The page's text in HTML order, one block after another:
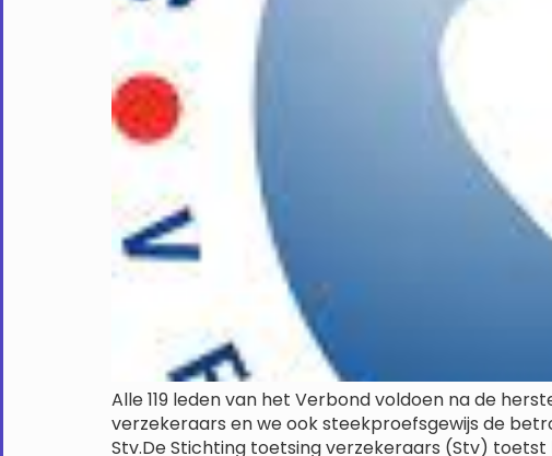
Alle 119 leden van het Verbond voldoen na de
verzekeraars en we ook steekproefsgewijs de
Stv.De Stichting toetsing verzekeraars (Stv)